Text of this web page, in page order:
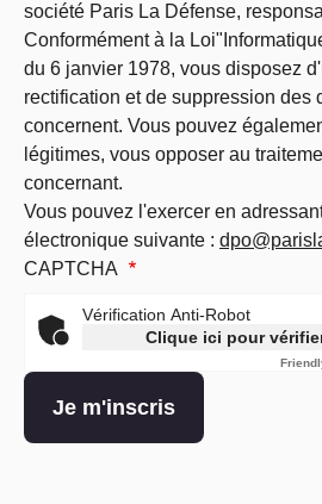
société Paris La Défense,
Conformément à la
du 6 janvier 1978, vous disposez
rectification et de suppression des
concernent. Vous pouvez
légitimes, vous opposer au
concernant.
Vous pouvez l'exercer en
électronique suivante :
CAPTCHA
Vérification Anti-Robot
Clique ici pour